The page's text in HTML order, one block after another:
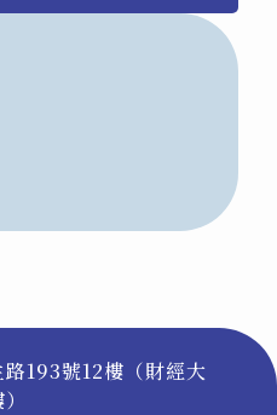
193號12樓（財經大